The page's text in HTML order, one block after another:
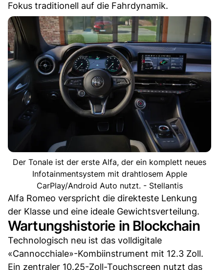
Fokus traditionell auf die Fahrdynamik.
Der Tonale ist der erste Alfa, der ein komplett neues
Infotainmentsystem mit drahtlosem Apple
CarPlay/Android Auto nutzt. - Stellantis
Alfa Romeo verspricht die direkteste Lenkung
der Klasse und eine ideale Gewichtsverteilung.
Wartungshistorie in Blockchain
Technologisch neu ist das volldigitale
«Cannocchiale»-Kombiinstrument mit 12.3 Zoll.
Ein zentraler 10.25-Zoll-Touchscreen nutzt das